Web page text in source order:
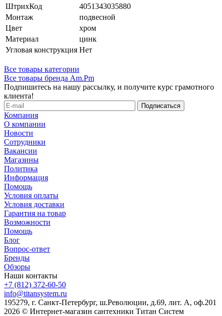
ШтрихКод
4051343035880
Монтаж
подвесной
Цвет
хром
Материал
цинк
Угловая конструкция Нет
Все товары категории
Все товары бренда Am.Pm
Подпишитесь на нашу рассылку, и получите курс грамотного
клиента!
Компания
О компании
Новости
Сотрудники
Вакансии
Магазины
Политика
Информация
Помощь
Условия оплаты
Условия доставки
Гарантия на товар
Возможности
Помощь
Блог
Вопрос-ответ
Бренды
Обзоры
Наши контакты
+7 (812) 372-60-50
info@titansystem.ru
195279, г. Санкт-Петербург, ш.Революции, д.69, лит. А, оф.201
2026 © Интернет-магазин сантехники Титан Систем